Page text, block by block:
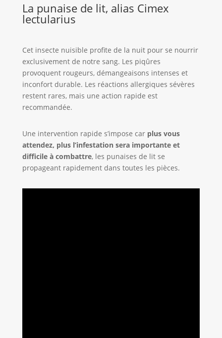
La punaise de lit, alias Cimex
lectularius
Cet insecte nuisible profite de la nuit pour se nourrir
exclusivement de notre sang. Les piqûres
provoquent rougeurs, démangeaisons intenses et
inconfort durable. Les réactions allergiques sévères
restent rares, mais une action rapide est
recommandée.
Une intervention rapide s’impose car plus vous
attendez, plus l’infestation sera importante et
difficile à combattre, les punaises de lit se
propageant rapidement dans toutes les pièces.